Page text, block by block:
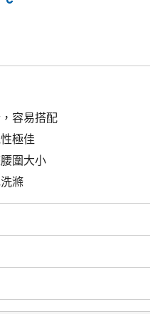
容易搭配
極佳
圍大小
滌